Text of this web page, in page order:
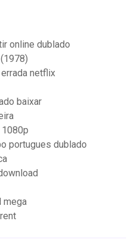
online dublado
netflix
baixar
portugues dublado
mega